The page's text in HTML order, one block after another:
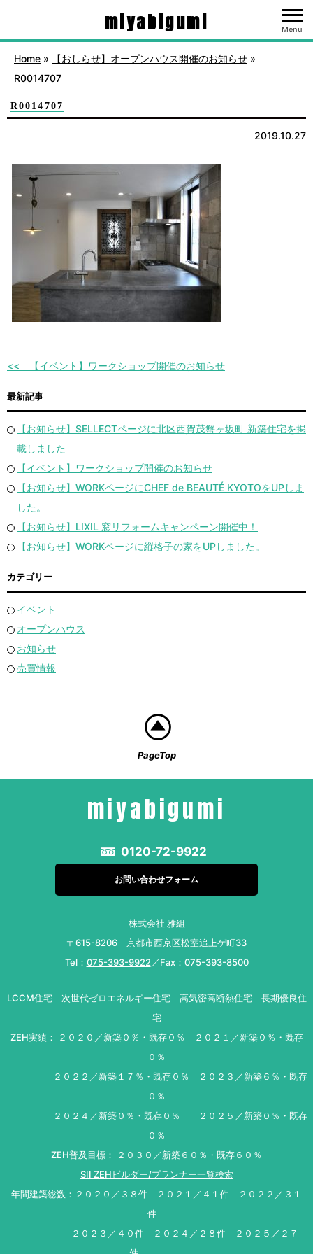
miyabigumi Menu
Home » 【おしらせ】オープンハウス開催のお知らせ »
R0014707
R0014707
2019.10.27
【イベント】ワークショップ開催のお知らせ
最新記事
【お知らせ】SELLECTページに北区西賀茂蟹ヶ坂町 新築住宅を掲
載しました
【イベント】ワークショップ開催のお知らせ
【お知らせ】WORKページにCHEF de BEAUTÉ KYOTOをUPしま
した。
【お知らせ】LIXIL 窓リフォームキャンペーン開催中！
【お知らせ】WORKページに縦格子の家をUPしました。
カテゴリー
イベント
オープンハウス
お知らせ
売買情報
PageTop
miyabigumi
0120-72-9922
お問い合わせフォーム
株式会社 雅組
〒615-8206 京都市西京区松室追上ゲ町33
Tel： 075-393-9922 ／Fax：075-393-8500
LCCM住宅 次世代ゼロエネルギー住宅 高気密高断熱住宅 長期優良住
宅
ZEH実績： ２０２０／新築０％・既存０％ ２０２１／新築０％・既存
０％
２０２２／新築１７％・既存０％ ２０２３／新築６％・既存
０％
２０２４／新築０％・既存０％ ２０２５／新築０％・既存
０％
ZEH普及目標： ２０３０／新築６０％・既存６０％
SII ZEHビルダー/プランナー一覧検索
年間建築総数：２０２０／３８件 ２０２１／４１件 ２０２２／３１
件
２０２３／４０件 ２０２４／２８件 ２０２５／２７